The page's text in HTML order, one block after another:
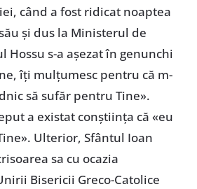
când a fost ridicat noaptea
și dus la Ministerul de
Hossu s-a așezat în genunchi
îți mulțumesc pentru că m-
să sufăr pentru Tine».
a existat conștiința că «eu
Ulterior, Sfântul Ioan
sa cu ocazia
Bisericii Greco-Catolice